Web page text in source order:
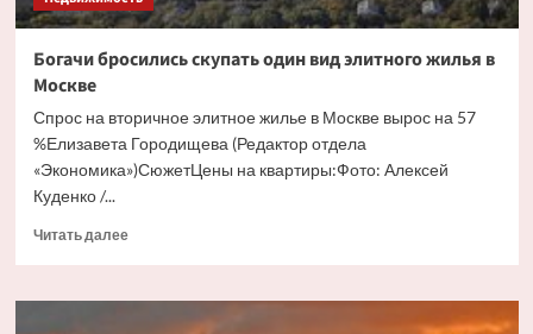
Богачи бросились скупать один вид элитного жилья в
Москве
Спрос на вторичное элитное жилье в Москве вырос на 57
%Елизавета Городищева (Редактор отдела
«Экономика»)СюжетЦены на квартиры:Фото: Алексей
Куденко /...
Читать далееПрочитать
Богачи
бросились